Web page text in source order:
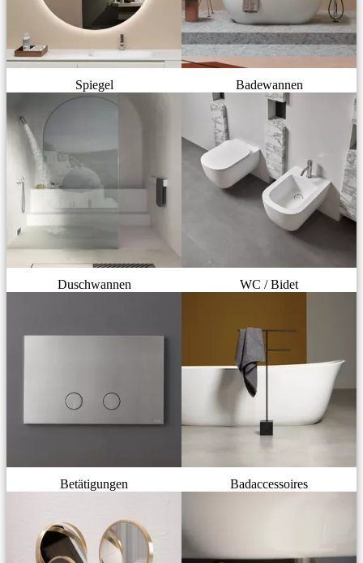
Spiegel Badewannen
Duschwannen WC / Bidet
Betätigungen Badaccessoires